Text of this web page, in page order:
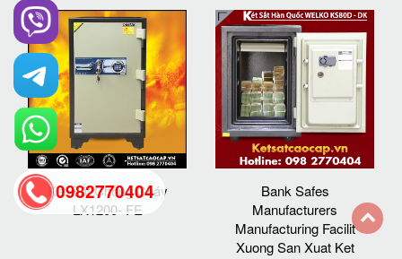
Két Sắt Chống Cháy
LX1200- FE
Bank Safes
Manufacturers
Manufacturing Facilit
Xuong San Xuat Ket
0982770404
back